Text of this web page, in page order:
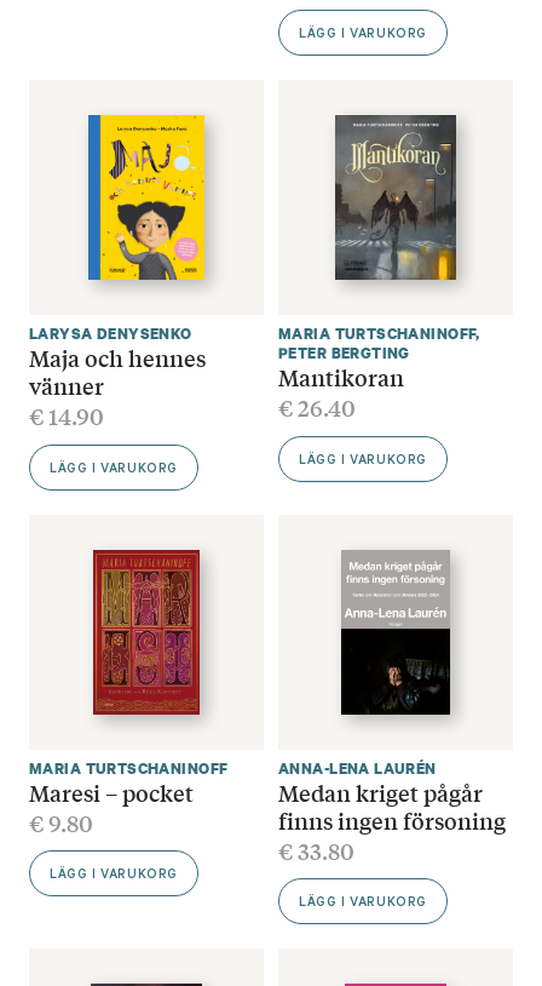
LÄGG I VARUKORG
LARYSA DENYSENKO
Maja och hennes
vänner
€14.90
LÄGG I VARUKORG
MARIA TURTSCHANINOFF,
PETER BERGTING
Mantikoran
€26.40
LÄGG I VARUKORG
MARIA TURTSCHANINOFF
Maresi – pocket
€9.80
LÄGG I VARUKORG
ANNA-LENA LAURÉN
Medan kriget pågår
finns ingen försoning
€33.80
LÄGG I VARUKORG